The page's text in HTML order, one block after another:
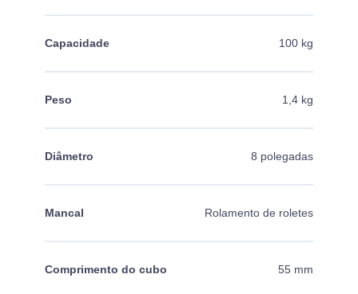
Capacidade 100 kg
Peso 1,4 kg
Diâmetro 8 polegadas
Mancal Rolamento de roletes
Comprimento do cubo 55 mm